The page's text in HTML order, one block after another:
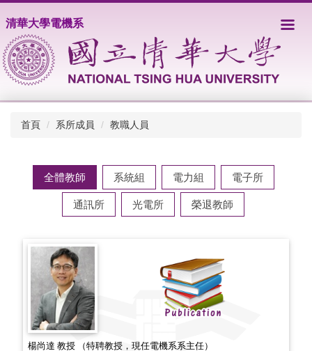
到
主
要
內
容
清華大學電機系
首頁 系所成員 教職人員
全體教師 系統組 電力組 電子所
通訊所 光電所 榮退教師